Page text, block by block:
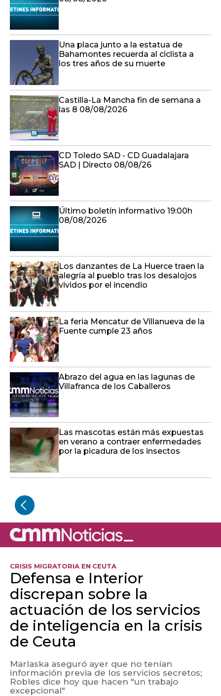
Una placa junto a la estatua de
Bahamontes recuerda al ciclista a
los tres años de su muerte
Castilla-La Mancha fin de semana a
las 8 08/08/2026
CD Toledo SAD - CD Guadalajara
SAD | Directo 08/08/26
Último boletín informativo 19:00h
08/08/2026
Los danzantes de La Huerce traen la
alegría al pueblo tras los desalojos
vividos por el incendio
La feria Mencatur de Villanueva de la
Fuente cumple 23 años
Abrazo del agua en las lagunas de
Villafranca de los Caballeros
Las mascotas están más expuestas
en verano a contraer enfermedades
por la picadura de los insectos
CRISIS MIGRATORIA EN CEUTA
Defensa e Interior
discrepan sobre la
actuación de los servicios
de inteligencia en la crisis
de Ceuta
Marlaska aseguró ayer que no tenían
información previa de los servicios secretos;
Robles dice hoy que hacen "un trabajo
excepcional"